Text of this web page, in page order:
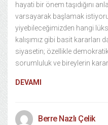
hayati bir önem taşıdığını
varsayarak başlamak
yiyebileceğimizden hangi
kalışımız gibi basit kararları
siyasetin; özellikle
sorumluluk ve bireylerin
DEVAMI
Berre Nazlı Çelik